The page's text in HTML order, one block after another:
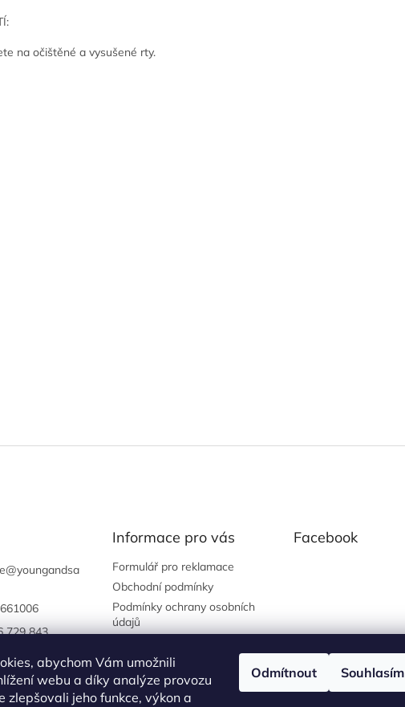
abychom Vám umožnili
webu a díky analýze provozu
zlepšovali jeho funkce, výkon a
Odmítnout Souhlasím
na očištěné a vysušené rty.
@youngandsa
729 843
Informace pro vás
Formulář pro reklamace
Obchodní podmínky
Podmínky ochrany osobních
údajů
Facebook